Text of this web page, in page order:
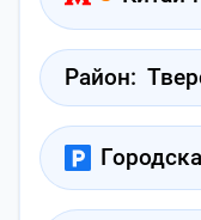
Район: